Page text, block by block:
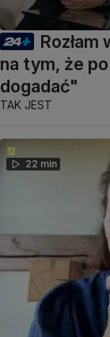
na tym, że
dogadać"
TAK JEST
22 min